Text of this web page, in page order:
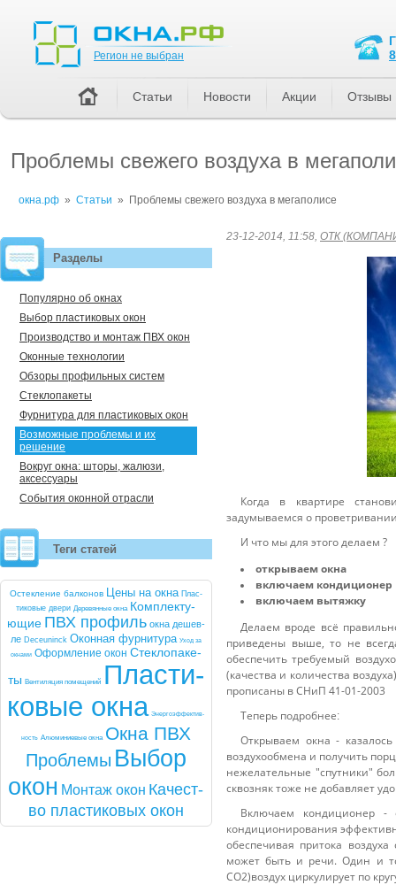
Проблемы свежего воздуха в
окна.рф » Статьи » Проблемы свежего воздуха в мегаполисе
23-12-2014, 11:58, ОТК
Когда в квартире
задумываемся о
И что мы для этого делаем ?
открываем окна
включаем кондиционер
включаем вытяжку
Делаем вроде всё
приведены выше, то не
обеспечить требуемый
(качества и количества
прописаны в СНиП 41-01-2003
Теперь подробнее:
Открываем окна -
воздухообмена и получить
нежелательные "спутники"
сквозняк тоже не добавляет
Включаем кондиционер
кондиционирования
обеспечивая притока
может быть и речи. Один и
СО2)воздух циркулирует по
Разделы
Популярно об окнах
Выбор пластиковых окон
Производство и монтаж ПВХ окон
Оконные технологии
Обзоры профильных систем
Стеклопакеты
Фурнитура для пластиковых окон
Возможные проблемы и их
решение
Вокруг окна: шторы, жалюзи,
аксессуары
События оконной отрасли
Теги статей
Ос­текле­ние бал­ко­нов Це­ны на ок­на Плас­
ти­ковые две­ри Де­ревян­ные ок­на Комп­лек­ту­
ющие ПВХ про­филь ок­на де­шев­
ле De­ce­uninck Окон­ная фур­ни­тура Уход за
ок­на­ми Оформ­ле­ние окон Стек­ло­паке­
ты Вен­ти­ляция по­меще­ний Плас­ти­
ковые ок­на Энер­го­эф­фектив­
ность Алю­мини­евые ок­на Ок­на ПВХ
Проб­ле­мы Вы­бор
окон Мон­таж окон Ка­чест­
во плас­ти­ковых окон
Регион не выбран
Статьи Новости Акции Отзывы